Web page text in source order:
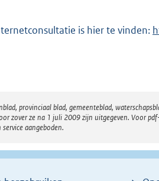
is hier te vinden: E
n
e
i
provinciaal blad, gemeenteblad,
zover ze na 1 juli 2009 zijn uitgegeven. Voor
aangeboden.